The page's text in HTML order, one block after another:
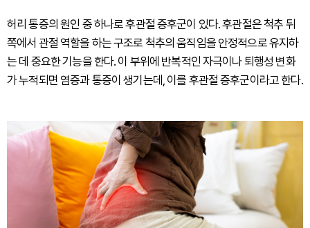
허리 통증의 원인 중 하나로 후관절 증후군이 있다. 후관절은 척추 뒤
쪽에서 관절 역할을 하는 구조로 척추의 움직임을 안정적으로 유지하
는 데 중요한 기능을 한다. 이 부위에 반복적인 자극이나 퇴행성 변화
가 누적되면 염증과 통증이 생기는데, 이를 후관절 증후군이라고 한다.